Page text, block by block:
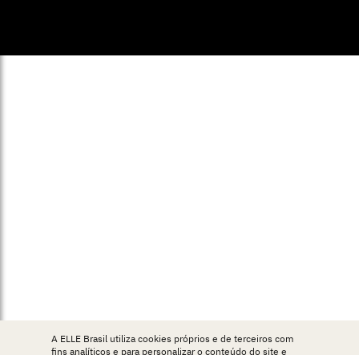
A ELLE Brasil utiliza cookies próprios e de terceiros com
fins analíticos e para personalizar o conteúdo do site e